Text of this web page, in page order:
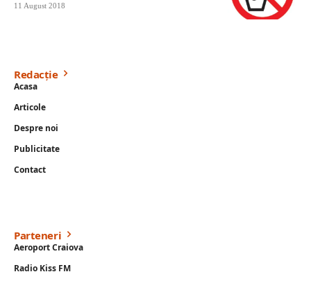
11 August 2018
Redacție
Acasa
Articole
Despre noi
Publicitate
Contact
Parteneri
Aeroport Craiova
Radio Kiss FM